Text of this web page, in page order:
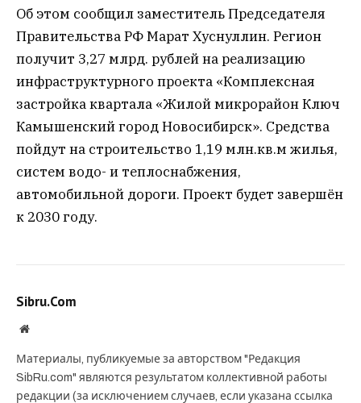
Об этом сообщил заместитель Председателя
Правительства РФ Марат Хуснуллин. Регион
получит 3,27 млрд. рублей на реализацию
инфраструктурного проекта «Комплексная
застройка квартала «Жилой микрорайон Ключ
Камышенский город Новосибирск». Средства
пойдут на строительство 1,19 млн.кв.м жилья,
систем водо- и теплоснабжения,
автомобильной дороги. Проект будет завершён
к 2030 году.
Sibru.Com
Website
Материалы, публикуемые за авторством "Редакция
SibRu.com" являются результатом коллективной работы
редакции (за исключением случаев, если указана ссылка